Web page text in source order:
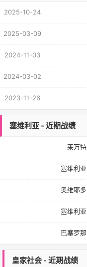
2025-10-24
2025-03-09
2024-11-03
2024-03-02
2023-11-26
塞维利亚 - 近期战绩
莱万特
塞维利亚
奥维耶多
塞维利亚
巴塞罗那
皇家社会 - 近期战绩